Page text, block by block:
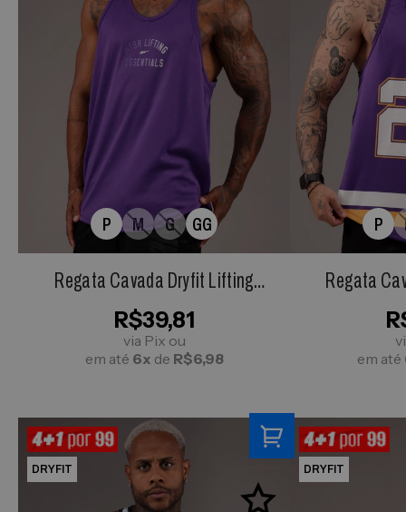
P M G GG
Regata Cavada Dryfit Lifting
Essentials Roxa
R$39,81
via Pix ou
em até 6x de R$6,98
P
Regata
em até
DRYFIT DRYFIT